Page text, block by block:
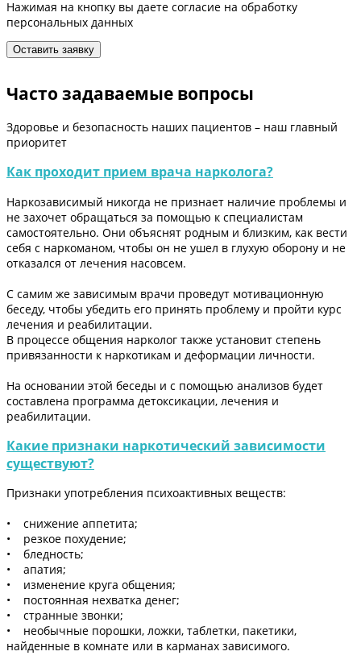
Нажимая на кнопку вы даете согласие на обработку
персональных данных
Часто задаваемые вопросы
Здоровье и безопасность наших пациентов – наш главный
приоритет
Как проходит прием врача нарколога?
Наркозависимый никогда не признает наличие проблемы и
не захочет обращаться за помощью к специалистам
самостоятельно. Они объяснят родным и близким, как вести
себя с наркоманом, чтобы он не ушел в глухую оборону и не
отказался от лечения насовсем.
С самим же зависимым врачи проведут мотивационную
беседу, чтобы убедить его принять проблему и пройти курс
лечения и реабилитации.
В процессе общения нарколог также установит степень
привязанности к наркотикам и деформации личности.
На основании этой беседы и с помощью анализов будет
составлена программа детоксикации, лечения и
реабилитации.
Какие признаки наркотический зависимости
существуют?
Признаки употребления психоактивных веществ:
• снижение аппетита;
• резкое похудение;
• бледность;
• апатия;
• изменение круга общения;
• постоянная нехватка денег;
• странные звонки;
• необычные порошки, ложки, таблетки, пакетики,
найденные в комнате или в карманах зависимого.